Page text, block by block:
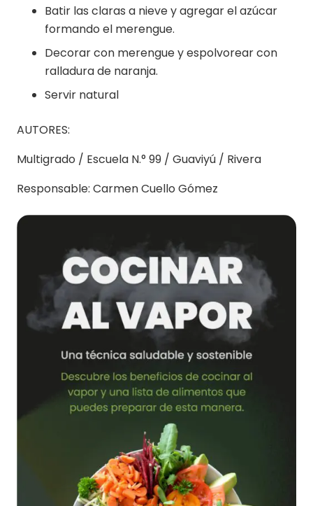
Batir las claras a nieve y agregar el azúcar
formando el merengue.
Decorar con merengue y espolvorear con
ralladura de naranja.
Servir natural
AUTORES:
Multigrado / Escuela N.° 99 / Guaviyú / Rivera
Responsable: Carmen Cuello Gómez